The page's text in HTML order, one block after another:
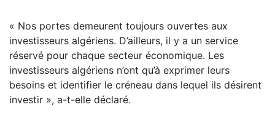
« Nos portes demeurent toujours ouvertes aux
investisseurs algériens. D’ailleurs, il y a un service
réservé pour chaque secteur économique. Les
investisseurs algériens n’ont qu’à exprimer leurs
besoins et identifier le créneau dans lequel ils désirent
investir », a-t-elle déclaré.